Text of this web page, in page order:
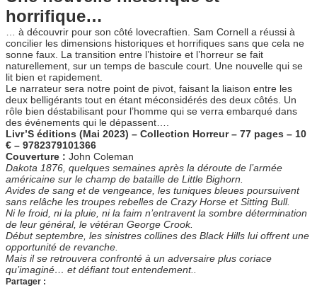
horrifique…
… à découvrir pour son côté lovecraftien. Sam Cornell a réussi à
concilier les dimensions historiques et horrifiques sans que cela ne
sonne faux. La transition entre l’histoire et l’horreur se fait
naturellement, sur un temps de bascule court. Une nouvelle qui se
lit bien et rapidement.
Le narrateur sera notre point de pivot, faisant la liaison entre les
deux belligérants tout en étant méconsidérés des deux côtés. Un
rôle bien déstabilisant pour l’homme qui se verra embarqué dans
des événements qui le dépassent….
Livr’S éditions (Mai 2023) – Collection Horreur – 77 pages – 10
€ – 9782379101366
Couverture : John Coleman
Dakota 1876, quelques semaines après la déroute de l’armée
américaine sur le champ de bataille de Little Bighorn.
Avides de sang et de vengeance, les tuniques bleues poursuivent
sans relâche les troupes rebelles de Crazy Horse et Sitting Bull.
Ni le froid, ni la pluie, ni la faim n’entravent la sombre détermination
de leur général, le vétéran George Crook.
Début septembre, les sinistres collines des Black Hills lui offrent une
opportunité de revanche.
Mais il se retrouvera confronté à un adversaire plus coriace
qu’imaginé… et défiant tout entendement..
Partager :